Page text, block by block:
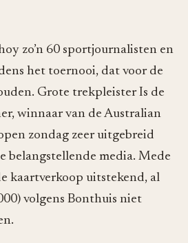
zo’n 60 sportjournalisten en
het toernooi, dat voor de
Grote trekpleister Is de
winnaar van de Australian
zondag zeer uitgebreid
belangstellende media. Mede
kaartverkoop uitstekend, al
volgens Bonthuis niet